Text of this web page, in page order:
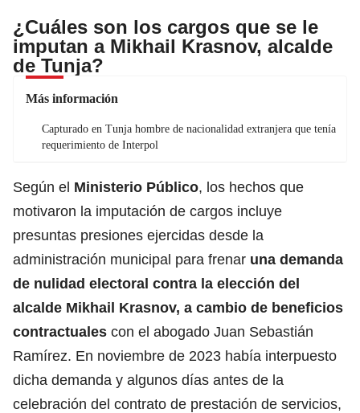
¿Cuáles son los cargos que se le
imputan a Mikhail Krasnov, alcalde
de Tunja?
Más información
Capturado en Tunja hombre de nacionalidad extranjera que tenía
requerimiento de Interpol
Según el Ministerio Público, los hechos que
motivaron la imputación de cargos incluye
presuntas presiones ejercidas desde la
administración municipal para frenar una demanda
de nulidad electoral contra la elección del
alcalde Mikhail Krasnov, a cambio de beneficios
contractuales con el abogado Juan Sebastián
Ramírez. En noviembre de 2023 había interpuesto
dicha demanda y algunos días antes de la
celebración del contrato de prestación de servicios,